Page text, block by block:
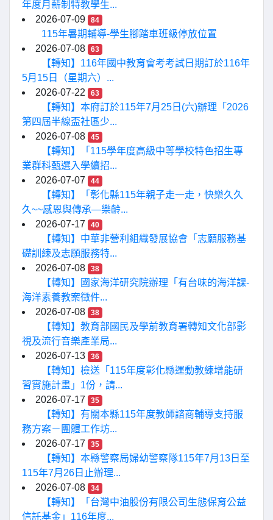
年度月薪制特教學生...
2026-07-09
84
115年暑期輔導-學生腳踏車班級停放位置
2026-07-08
63
【轉知】116年國中教育會考考試日期訂於116年
5月15日（星期六）...
2026-07-22
63
【轉知】本府訂於115年7月25日(六)辦理「2026
第四屆半線盃社區少...
2026-07-08
45
【轉知】「115學年度高級中等學校特色招生專
業群科甄選入學續招...
2026-07-07
44
【轉知】「彰化縣115年親子走一走，快樂久久
久~~感恩與傳承—樂齡...
2026-07-17
40
【轉知】中華非營利組織發展協會「志願服務基
礎訓練及志願服務特...
2026-07-08
38
【轉知】國家海洋研究院辦理「有台味的海洋課-
海洋素養教案徵件...
2026-07-08
38
【轉知】教育部國民及學前教育署轉知文化部影
視及流行音樂產業局...
2026-07-13
36
【轉知】檢送「115年度彰化縣運動教練增能研
習實施計畫」1份，請...
2026-07-17
35
【轉知】有關本縣115年度教師諮商輔導支持服
務方案－團體工作坊...
2026-07-17
35
【轉知】本縣警察局婦幼警察隊115年7月13日至
115年7月26日止辦理...
2026-07-08
34
【轉知】「台灣中油股份有限公司生態保育公益
信託基金」116年度...